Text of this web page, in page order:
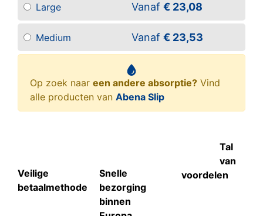
Large Vanaf € 23,08
Medium Vanaf € 23,53
Op zoek naar een andere absorptie? Vind
alle producten van Abena Slip
Veilige
betaalmethode
Snelle
bezorging
binnen
Tal
van
voordelen